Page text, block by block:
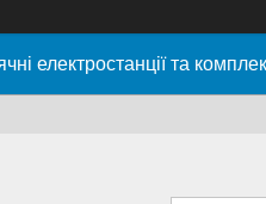
електростанції та